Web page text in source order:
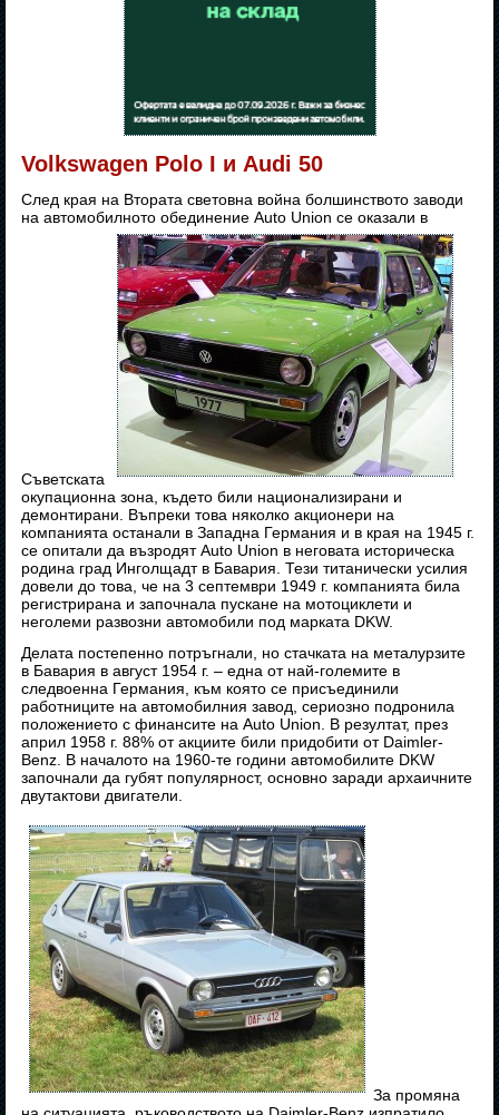
Volkswagen Polo I и Audi 50
След края на Втората световна война болшинството заводи
на автомобилното обединение Auto Union се оказали в
Съветската
окупационна зона, където били национализирани и
демонтирани. Въпреки това няколко акционери на
компанията останали в Западна Германия и в края на 1945 г.
се опитали да възродят Auto Union в неговата историческа
родина град Инголщадт в Бавария. Тези титанически усилия
довели до това, че на 3 септември 1949 г. компанията била
регистрирана и започнала пускане на мотоциклети и
неголеми развозни автомобили под марката DKW.
Делата постепенно потръгнали, но стачката на металурзите
в Бавария в август 1954 г. – една от най-големите в
следвоенна Германия, към която се присъединили
работниците на автомобилния завод, сериозно подронила
положението с финансите на Auto Union. В резултат, през
април 1958 г. 88% от акциите били придобити от Daimler-
Benz. В началото на 1960-те години автомобилите DKW
започнали да губят популярност, основно заради архаичните
двутактови двигатели.
За промяна